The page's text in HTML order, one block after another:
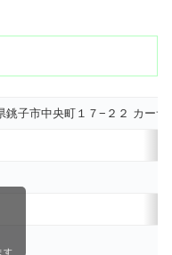
銚子市中央町１７−２２ カー
す